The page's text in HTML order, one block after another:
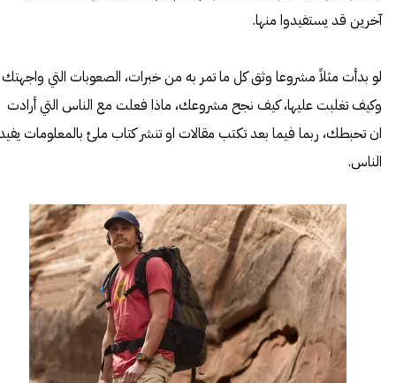
آخرين قد يستفيدوا منها.
لو بدأت مثلاً مشروعا وثق كل ما تمر به من خبرات، الصعوبات التي واجهتك
وكيف تغلبت عليها، كيف نجح مشروعك، ماذا فعلت مع الناس التي أرادت
ان تحبطك، ربما فيما بعد تكتب مقالات او تنشر كتاب ملئ بالمعلومات
الناس.